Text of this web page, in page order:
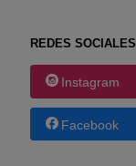
REDES SOCIALES
Instagram
Facebook